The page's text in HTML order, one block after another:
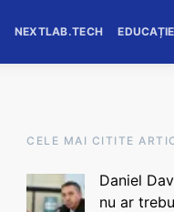
NEXTLAB.TECH
CELE MAI CITITE
Daniel
nu ar